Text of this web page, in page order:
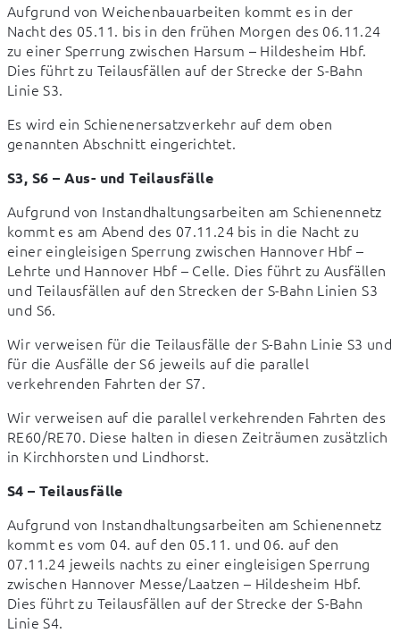
Aufgrund von Weichenbauarbeiten kommt es in der
Nacht des 05.11. bis in den frühen Morgen des 06.11.24
zu einer Sperrung zwischen Harsum – Hildesheim Hbf.
Dies führt zu Teilausfällen auf der Strecke der S-Bahn
Linie S3.
Es wird ein Schienenersatzverkehr auf dem oben
genannten Abschnitt eingerichtet.
S3, S6 – Aus- und Teilausfälle
Aufgrund von Instandhaltungsarbeiten am Schienennetz
kommt es am Abend des 07.11.24 bis in die Nacht zu
einer eingleisigen Sperrung zwischen Hannover Hbf –
Lehrte und Hannover Hbf – Celle. Dies führt zu Ausfällen
und Teilausfällen auf den Strecken der S-Bahn Linien S3
und S6.
Wir verweisen für die Teilausfälle der S-Bahn Linie S3 und
für die Ausfälle der S6 jeweils auf die parallel
verkehrenden Fahrten der S7.
Wir verweisen auf die parallel verkehrenden Fahrten des
RE60/RE70. Diese halten in diesen Zeiträumen zusätzlich
in Kirchhorsten und Lindhorst.
S4 – Teilausfälle
Aufgrund von Instandhaltungsarbeiten am Schienennetz
kommt es vom 04. auf den 05.11. und 06. auf den
07.11.24 jeweils nachts zu einer eingleisigen Sperrung
zwischen Hannover Messe/Laatzen – Hildesheim Hbf.
Dies führt zu Teilausfällen auf der Strecke der S-Bahn
Linie S4.